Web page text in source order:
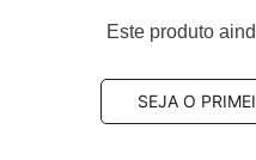
2016 e INMETRO,
Este produto
SEJA O